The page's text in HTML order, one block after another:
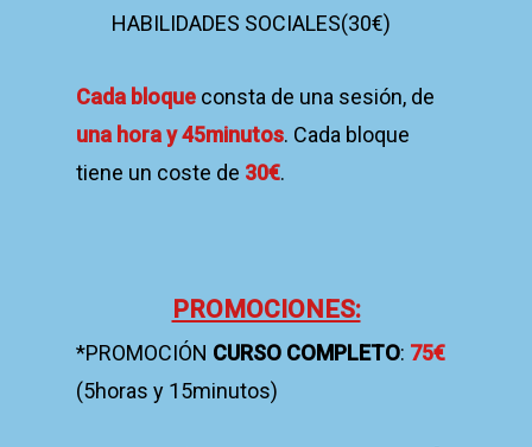
HABILIDADES SOCIALES(30€)
Cada bloque consta de una sesión, de
una hora y 45minutos. Cada bloque
tiene un coste de 30€.
PROMOCIONES:
*PROMOCIÓN CURSO COMPLETO: 75€
(5horas y 15minutos)